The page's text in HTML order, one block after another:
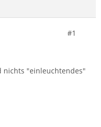
#1
nichts "einleuchtendes"